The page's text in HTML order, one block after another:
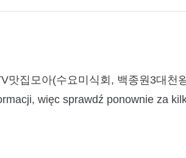
맛집모아(수요미식회, 백종원3대천
więc sprawdź ponownie za